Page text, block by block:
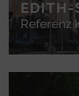
EDITH-
Referenz